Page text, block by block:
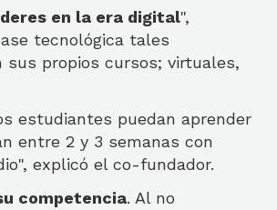
en la era digital",
tecnológica tales
sus propios cursos; virtuales,
estudiantes puedan aprender
entre 2 y 3 semanas con
explicó el co-fundador.
competencia. Al no